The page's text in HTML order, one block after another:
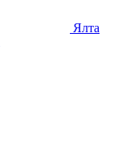
Ялта